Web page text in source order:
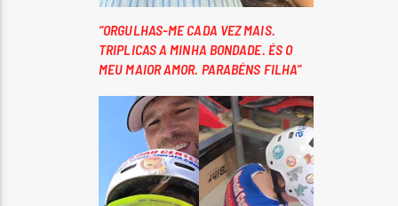
“ORGULHAS-ME CADA VEZ MAIS.
TRIPLICAS A MINHA BONDADE. ÉS O
MEU MAIOR AMOR. PARABÉNS FILHA”